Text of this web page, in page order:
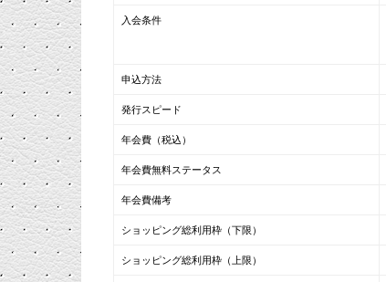
入会条件
申込方法
発行スピード
年会費（税込）
年会費無料ステータス
年会費備考
ショッピング総利用枠（下限）
ショッピング総利用枠（上限）